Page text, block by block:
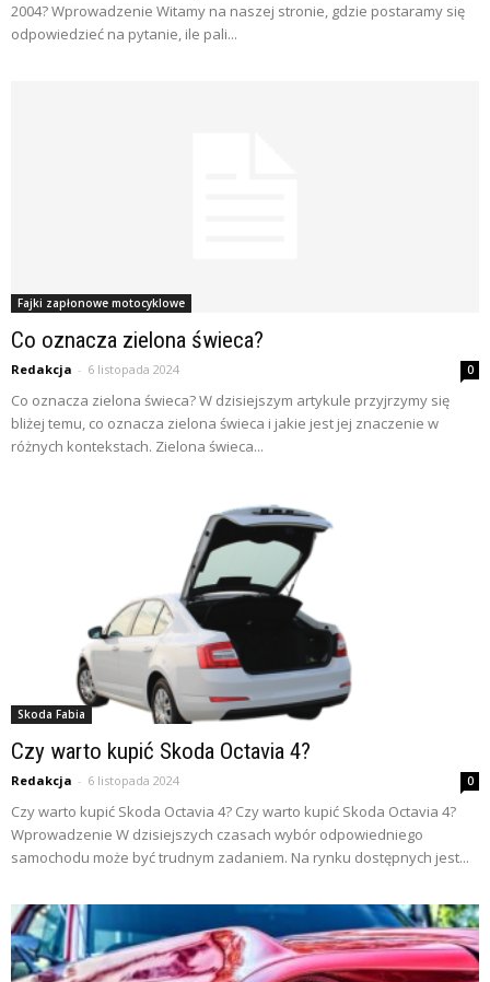
2004? Wprowadzenie Witamy na naszej stronie, gdzie postaramy się
odpowiedzieć na pytanie, ile pali...
Fajki zapłonowe motocyklowe
Co oznacza zielona świeca?
Redakcja - 6 listopada 2024 0
Co oznacza zielona świeca? W dzisiejszym artykule przyjrzymy się
bliżej temu, co oznacza zielona świeca i jakie jest jej znaczenie w
różnych kontekstach. Zielona świeca...
Skoda Fabia
Czy warto kupić Skoda Octavia 4?
Redakcja - 6 listopada 2024 0
Czy warto kupić Skoda Octavia 4? Czy warto kupić Skoda Octavia 4?
Wprowadzenie W dzisiejszych czasach wybór odpowiedniego
samochodu może być trudnym zadaniem. Na rynku dostępnych jest...